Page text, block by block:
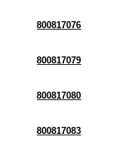
800817076
800817079
800817080
800817083